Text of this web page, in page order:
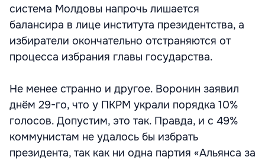
система Молдовы напрочь лишается
балансира в лице института президентства, а
избиратели окончательно отстраняются от
процесса избрания главы государства.
Не менее странно и другое. Воронин заявил
днём 29-го, что у ПКРМ украли порядка 10%
голосов. Допустим, это так. Правда, и с 49%
коммунистам не удалось бы избрать
президента, так как ни одна партия «Альянса за